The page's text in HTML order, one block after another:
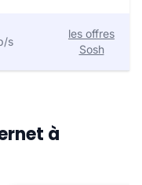
s
les offres
Sosh
à